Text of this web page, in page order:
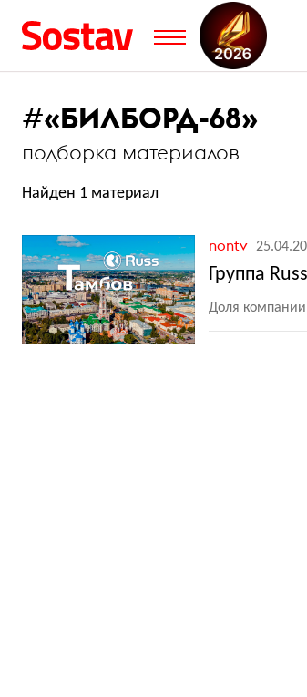
#«БИЛБОРД-68»
подборка материалов
Найден 1 материал
nontv
Группа
Доля